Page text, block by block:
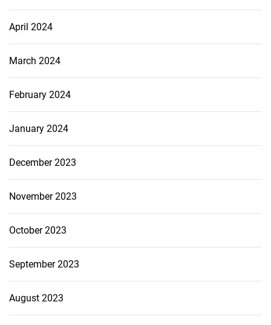
April 2024
March 2024
February 2024
January 2024
December 2023
November 2023
October 2023
September 2023
August 2023